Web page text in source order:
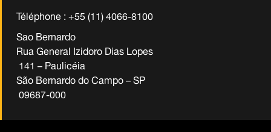
Téléphone : +55 (11) 4066-8100
Sao Bernardo
Rua General Izidoro Dias Lopes
141 – Paulicéia
São Bernardo do Campo – SP
09687-000